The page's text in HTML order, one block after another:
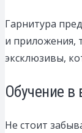
Гарнитура
и приложения,
эксклюзивы,
Обучение в
Не стоит